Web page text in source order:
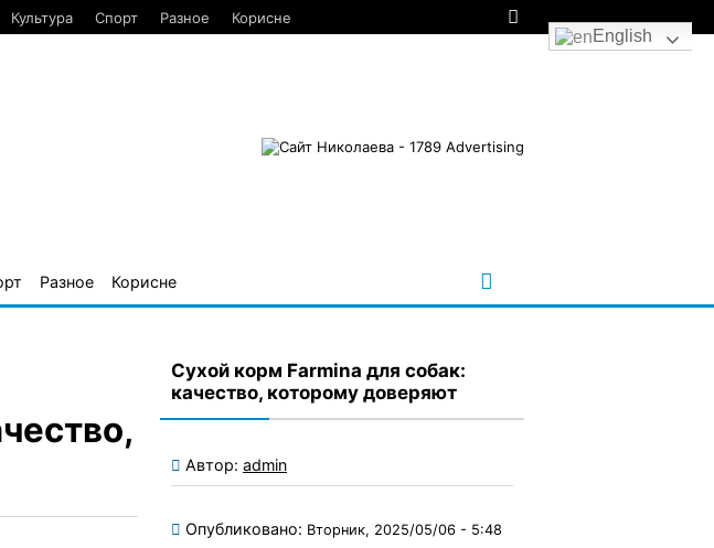
Культура Спорт Разное Корисне
Разное Корисне
Сухой корм Farmina для собак:
качество, которому доверяют
Автор: admin
Опубликовано: Вторник, 2025/05/06 - 5:48
English